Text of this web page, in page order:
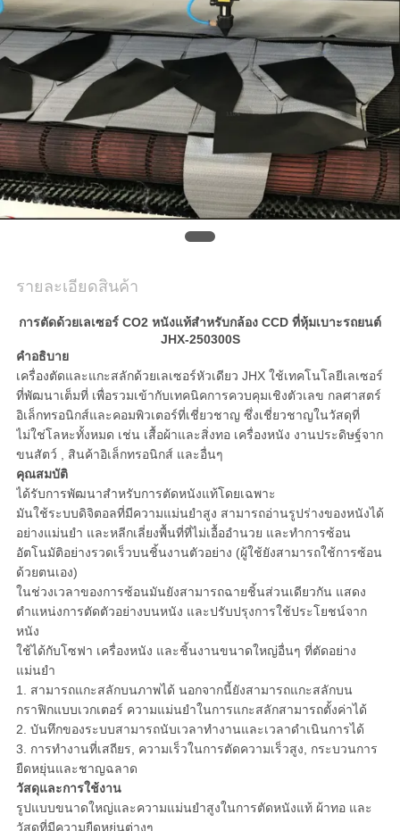
พูด
คุย
กัน
ตอน
นี้
COMPANY
SITEMAP
PRIVACY
POLICY
รายละเอียดสินค้า
การตัดด้วยเลเซอร์ CO2 หนังแท้สำหรับกล้อง CCD ที่หุ้มเบาะรถยนต์
JHX-250300S
คำอธิบาย
เครื่องตัดและแกะสลักด้วยเลเซอร์หัวเดียว JHX ใช้เทคโนโลยีเลเซอร์
ที่พัฒนาเต็มที่ เพื่อรวมเข้ากับเทคนิคการควบคุมเชิงตัวเลข กลศาสตร์
อิเล็กทรอนิกส์และคอมพิวเตอร์ที่เชี่ยวชาญ ซึ่งเชี่ยวชาญในวัสดุที่
ไม่ใช่โลหะทั้งหมด เช่น เสื้อผ้าและสิ่งทอ เครื่องหนัง งานประดิษฐ์จาก
ขนสัตว์ , สินค้าอิเล็กทรอนิกส์ และอื่นๆ
คุณสมบัติ
ได้รับการพัฒนาสำหรับการตัดหนังแท้โดยเฉพาะ
มันใช้ระบบดิจิตอลที่มีความแม่นยำสูง สามารถอ่านรูปร่างของหนังได้
อย่างแม่นยำ และหลีกเลี่ยงพื้นที่ที่ไม่เอื้ออำนวย และทำการซ้อน
อัตโนมัติอย่างรวดเร็วบนชิ้นงานตัวอย่าง (ผู้ใช้ยังสามารถใช้การซ้อน
ด้วยตนเอง)
ในช่วงเวลาของการซ้อนมันยังสามารถฉายชิ้นส่วนเดียวกัน แสดง
ตำแหน่งการตัดตัวอย่างบนหนัง และปรับปรุงการใช้ประโยชน์จาก
หนัง
ใช้ได้กับโซฟา เครื่องหนัง และชิ้นงานขนาดใหญ่อื่นๆ ที่ตัดอย่าง
แม่นยำ
1. สามารถแกะสลักบนภาพได้ นอกจากนี้ยังสามารถแกะสลักบน
กราฟิกแบบเวกเตอร์ ความแม่นยำในการแกะสลักสามารถตั้งค่าได้
2. บันทึกของระบบสามารถนับเวลาทำงานและเวลาดำเนินการได้
3. การทำงานที่เสถียร, ความเร็วในการตัดความเร็วสูง, กระบวนการ
ยืดหยุ่นและชาญฉลาด
วัสดุและการใช้งาน
รูปแบบขนาดใหญ่และความแม่นยำสูงในการตัดหนังแท้ ผ้าทอ และ
วัสดุที่มีความยืดหยุ่นต่างๆ